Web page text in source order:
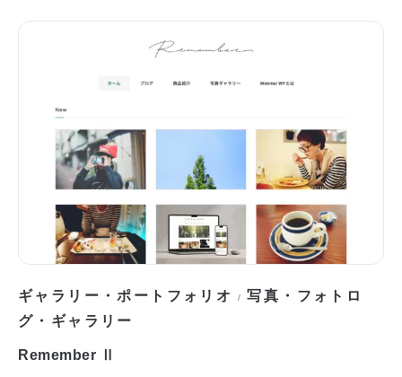
ギャラリー・ポートフォリオ /写真・フォトロ
グ・ギャラリー
Remember Ⅱ